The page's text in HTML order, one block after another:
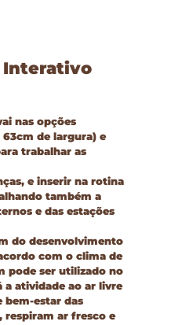
Interativo
nas opções
de largura) e
trabalhar as
e inserir na rotina
também a
e das estações
do desenvolvimento
com o clima de
pode ser utilizado no
a atividade ao ar livre
bem-estar das
respiram ar fresco e